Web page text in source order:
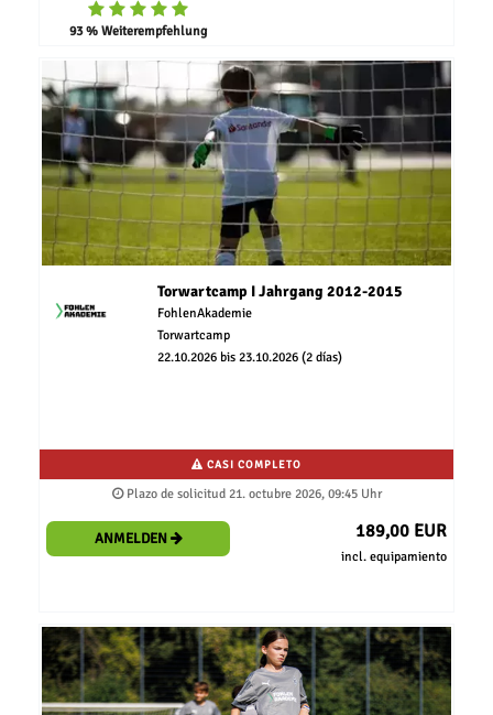
93 % Weiterempfehlung
Torwartcamp I Jahrgang 2012-2015
FohlenAkademie
Torwartcamp
22.10.2026 bis 23.10.2026 (2 días)
CASI COMPLETO
Plazo de solicitud 21. octubre 2026, 09:45 Uhr
ANMELDEN 189,00 EUR
incl. equipamiento